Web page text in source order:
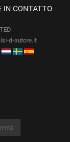
IN CONTATTO
d-autore.it